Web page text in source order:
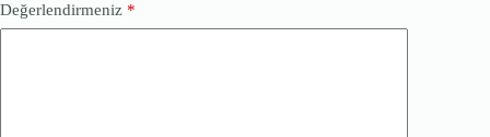
Değerlendirmeniz *